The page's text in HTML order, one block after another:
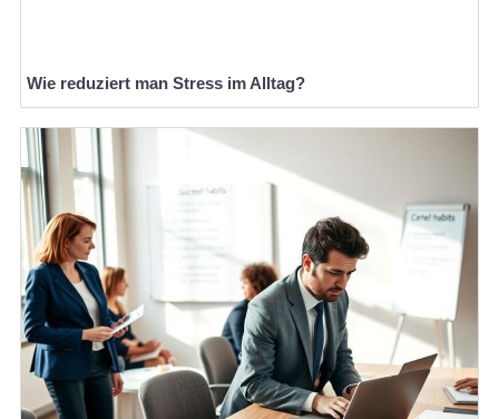
Wie reduziert man Stress im Alltag?